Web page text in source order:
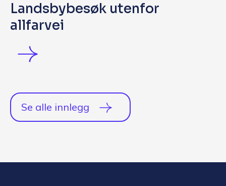
Landsbybesøk utenfor
allfarvei
Se alle innlegg